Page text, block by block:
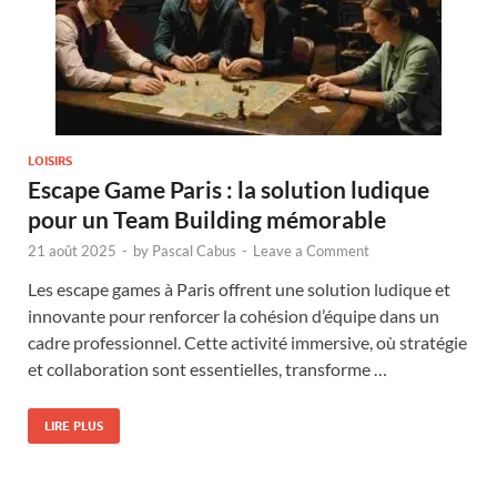
LOISIRS
Escape Game Paris : la solution ludique
pour un Team Building mémorable
21 août 2025 - by Pascal Cabus - Leave a Comment
Les escape games à Paris offrent une solution ludique et
innovante pour renforcer la cohésion d’équipe dans un
cadre professionnel. Cette activité immersive, où stratégie
et collaboration sont essentielles, transforme …
LIRE PLUS